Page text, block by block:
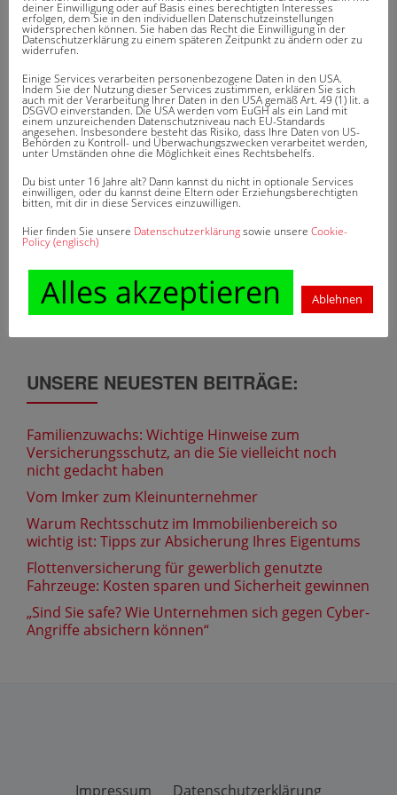
DAS KÖNNTE SIE AUCH
INTERESSIEREN
Keine ähnlichen Artikel gefunden.
WUSSTEN SIE SCHON?
Im März 2012 haben wir unser 30-Jähriges Firmenjubiläum
gefeiert.
UNSERE NEUESTEN BEITRÄGE:
Familienzuwachs: Wichtige Hinweise zum
Versicherungsschutz, an die Sie vielleicht noch
nicht gedacht haben
Vom Imker zum Kleinunternehmer
Warum Rechtsschutz im Immobilienbereich so
wichtig ist: Tipps zur Absicherung Ihres Eigentums
Flottenversicherung für gewerblich genutzte
Fahrzeuge: Kosten sparen und Sicherheit gewinnen
„Sind Sie safe? Wie Unternehmen sich gegen Cyber-
Angriffe absichern können“
Impressum Datenschutzerklärung
deiner Einwilligung oder auf Basis eines berechtigten Interesses
erfolgen, dem Sie in den individuellen Datenschutzeinstellungen
widersprechen können. Sie haben das Recht die Einwilligung in der
Datenschutzerklärung zu einem späteren Zeitpunkt zu ändern oder zu
widerrufen.
Einige Services verarbeiten personenbezogene Daten in den USA.
Indem Sie der Nutzung dieser Services zustimmen, erklären Sie sich
auch mit der Verarbeitung Ihrer Daten in den USA gemäß Art. 49 (1) lit. a
DSGVO einverstanden. Die USA werden vom EuGH als ein Land mit
einem unzureichenden Datenschutzniveau nach EU-Standards
angesehen. Insbesondere besteht das Risiko, dass Ihre Daten von US-
Behörden zu Kontroll- und Überwachungszwecken verarbeitet werden,
unter Umständen ohne die Möglichkeit eines Rechtsbehelfs.
Du bist unter 16 Jahre alt? Dann kannst du nicht in optionale Services
einwilligen, oder du kannst deine Eltern oder Erziehungsberechtigten
bitten, mit dir in diese Services einzuwilligen.
Hier finden Sie unsere Datenschutzerklärungsowie unsere Cookie-
Policy (englisch)
Alles akzeptieren Ablehnen